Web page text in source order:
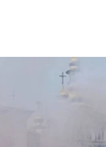
Івановим (Варнаком)
— відомим
прийшло